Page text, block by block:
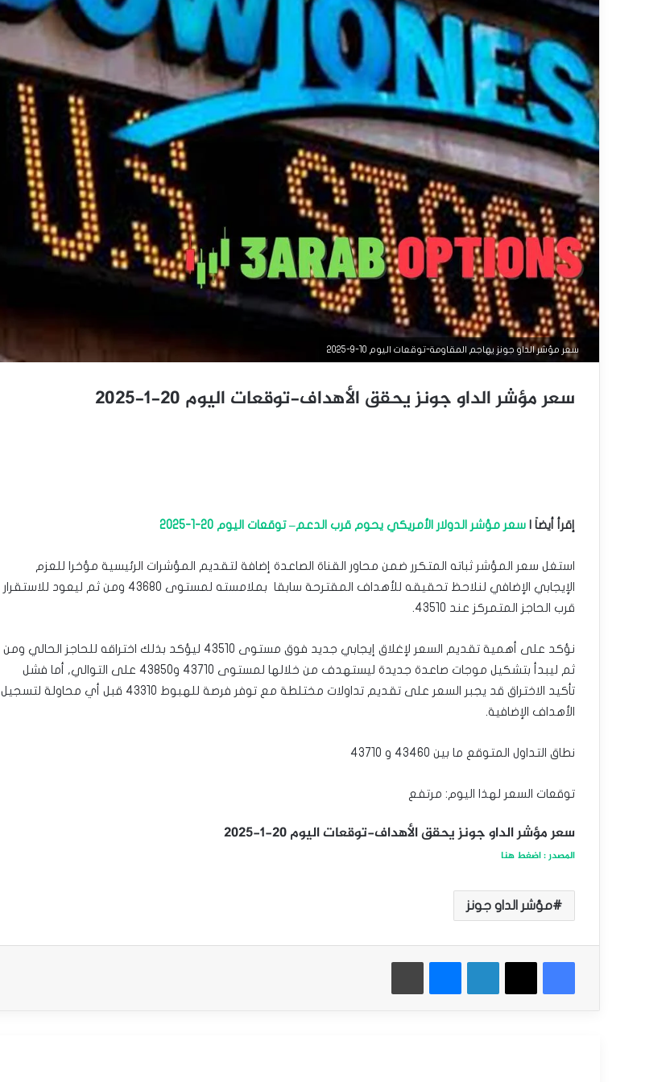
سعر مؤشر الداو جونز يهاجم المقاومة-توقعات اليوم 10-9-2025
سعر مؤشر الداو جونز يحقق الأهداف-توقعات اليوم 20-1-2025
إقرأ أيضاَ | سعر مؤشر الدولار الأمريكي يحوم قرب الدعم– توقعات اليوم 20-1-2025
استغل سعر المؤشر ثباته المتكرر ضمن محاور القناة الصاعدة إضافة لتقديم المؤشرات الرئيسية مؤخرا للعزم
الإيجابي الإضافي لنلاحظ تحقيقه للأهداف المقترحة سابقا بملامسته لمستوى 43680 ومن ثم ليعود للاستقرار
قرب الحاجز المتمركز عند 43510.
نؤكد على أهمية تقديم السعر لإغلاق إيجابي جديد فوق مستوى 43510 ليؤكد بذلك اختراقه للحاجز الحالي ومن
ثم ليبدأ بتشكيل موجات صاعدة جديدة ليستهدف من خلالها لمستوى 43710 و43850 على التوالي, أما فشل
تأكيد الاختراق قد يجبر السعر على تقديم تداولات مختلطة مع توفر فرصة للهبوط 43310 قبل أي محاولة لتسجيل
الأهداف الإضافية.
نطاق التداول المتوقع ما بين 43460 و 43710
توقعات السعر لهذا اليوم: مرتفع
سعر مؤشر الداو جونز يحقق الأهداف-توقعات اليوم 20-1-2025
المصدر : اضغط هنا
مؤشر الداو جونز
فيسبوك
‫X لينكدإن ماسنجر طباعة